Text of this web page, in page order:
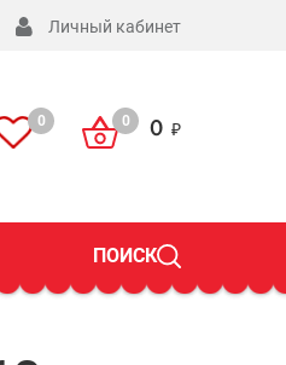
Личный кабинет
0 0 0
ПОИСК